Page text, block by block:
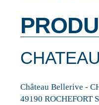
Château Bellerive -
49190 ROCHEFORT